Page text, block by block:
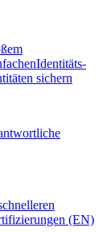
Identitäts-
sichern
(EN)